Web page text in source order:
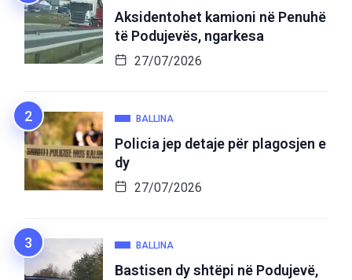
Aksidentohet kamioni në Penuhë
të Podujevës, ngarkesa
27/07/2026
BALLINA
Policia jep detaje për plagosjen e
dy
27/07/2026
BALLINA
Bastisen dy shtëpi në Podujevë,